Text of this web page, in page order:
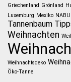
Griechenland Grönland
Luxemburg Mexiko NABU
Tannenbaum
Weihnachten
Weihnachtsdeko
Öko-Tanne